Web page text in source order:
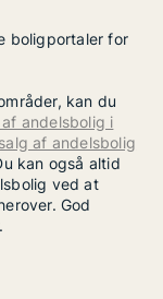
boligportaler for
kan du
af andelsbolig i
salg af andelsbolig
kan også altid
ved at
God